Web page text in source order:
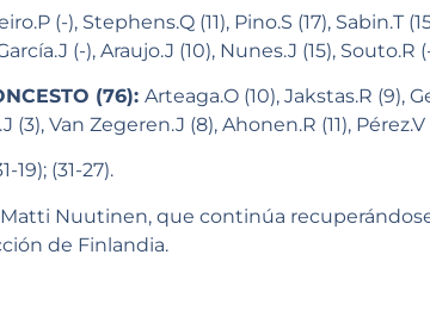
(-), Stephens.Q (11), Pino.S (17),
(-), Araujo.J (10), Nunes.J (15), Souto.R
(76): Arteaga.O (10), Jakstas.R (9),
Van Zegeren.J (8), Ahonen.R (11), Pérez.V
19); (31-27).
Nuutinen, que continúa
de Finlandia.